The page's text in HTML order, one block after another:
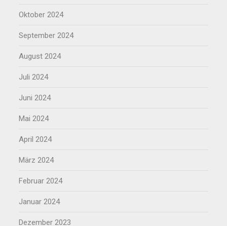
Oktober 2024
September 2024
August 2024
Juli 2024
Juni 2024
Mai 2024
April 2024
März 2024
Februar 2024
Januar 2024
Dezember 2023